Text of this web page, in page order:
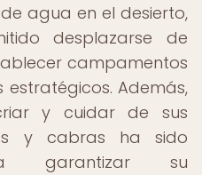
agua en el desierto,
desplazarse de
campamentos
Además,
y cuidar de sus
y cabras ha sido
garantizar su